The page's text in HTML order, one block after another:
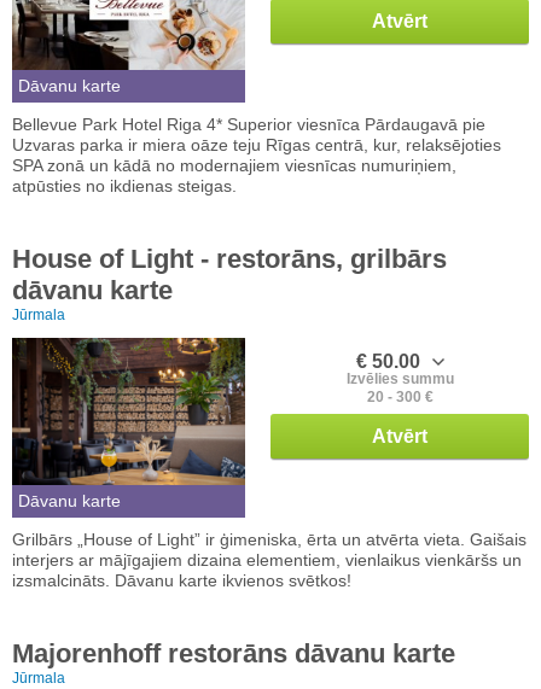
Dāvanu karte
Atvērt
Bellevue Park Hotel Riga 4* Superior viesnīca Pārdaugavā pie
Uzvaras parka ir miera oāze teju Rīgas centrā, kur, relaksējoties
SPA zonā un kādā no modernajiem viesnīcas numuriņiem,
atpūsties no ikdienas steigas.
House of Light - restorāns, grilbārs
dāvanu karte
Jūrmala
Dāvanu karte
€ 50.00
Izvēlies summu
20 - 300 €
Atvērt
Grilbārs „House of Light” ir ģimeniska, ērta un atvērta vieta. Gaišais
interjers ar mājīgajiem dizaina elementiem, vienlaikus vienkāršs un
izsmalcināts. Dāvanu karte ikvienos svētkos!
Majorenhoff restorāns dāvanu karte
Jūrmala